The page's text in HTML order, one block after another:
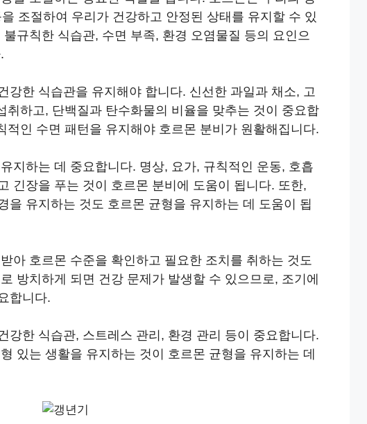
조절하여 우리가 건강하고 안정된 상태를 유지할 수 있
규칙한 식습관, 수면 부족, 환경 오염물질 등의 요인으
강한 식습관을 유지해야 합니다. 신선한 과일과 채소, 고
취하고, 단백질과 탄수화물의 비율을 맞추는 것이 중요합
적인 수면 패턴을 유지해야 호르몬 분비가 원활해집니다.
지하는 데 중요합니다. 명상, 요가, 규칙적인 운동, 호흡
긴장을 푸는 것이 호르몬 분비에 도움이 됩니다. 또한,
을 유지하는 것도 호르몬 균형을 유지하는 데 도움이 됩
아 호르몬 수준을 확인하고 필요한 조치를 취하는 것도
방치하게 되면 건강 문제가 발생할 수 있으므로, 조기에
합니다.
강한 식습관, 스트레스 관리, 환경 관리 등이 중요합니다.
있는 생활을 유지하는 것이 호르몬 균형을 유지하는 데